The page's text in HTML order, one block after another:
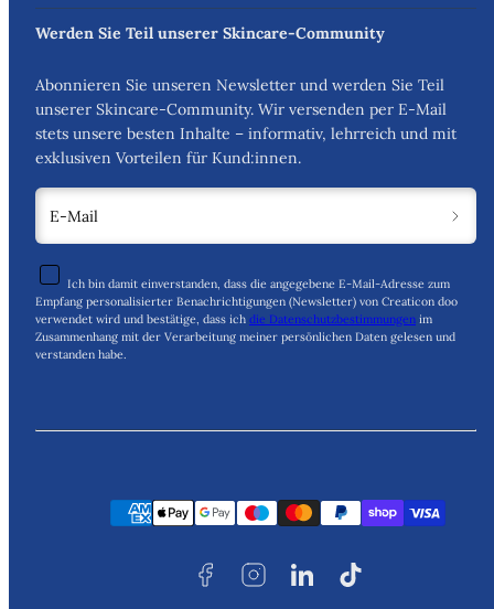
Werden Sie Teil unserer Skincare-Community
Abonnieren Sie unseren Newsletter und werden Sie Teil
unserer Skincare-Community. Wir versenden per E-Mail
stets unsere besten Inhalte – informativ, lehrreich und mit
exklusiven Vorteilen für Kund:innen.
E-Mail
Ich bin damit einverstanden, dass die angegebene E-Mail-Adresse zum
Empfang personalisierter Benachrichtigungen (Newsletter) von Creaticon doo
verwendet wird und bestätige, dass ich die Datenschutzbestimmungen im
Zusammenhang mit der Verarbeitung meiner persönlichen Daten gelesen und
verstanden habe.
Zahlungsarten